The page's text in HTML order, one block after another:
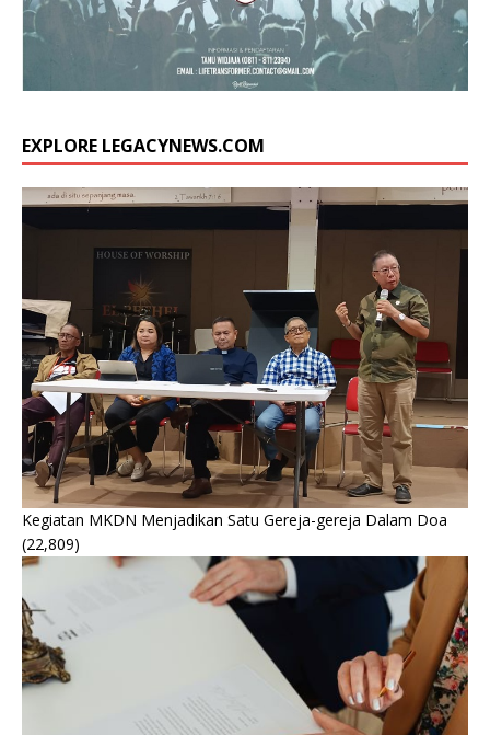
EXPLORE LEGACYNEWS.COM
Kegiatan MKDN Menjadikan Satu Gereja-gereja Dalam Doa
(22,809)